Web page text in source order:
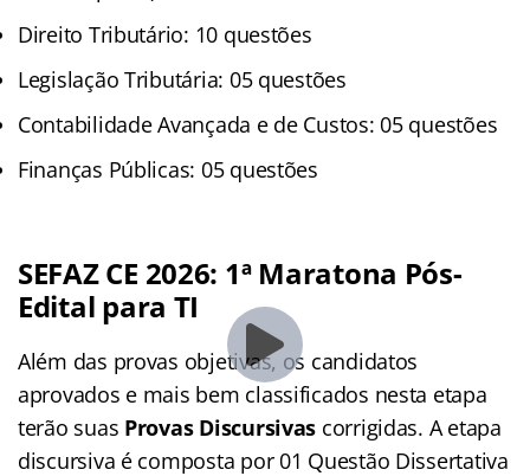
Direito Tributário: 10 questões
Legislação Tributária: 05 questões
Contabilidade Avançada e de Custos: 05 questões
Finanças Públicas: 05 questões
SEFAZ CE 2026: 1ª Maratona Pós-
Edital para TI
Além das provas objetivas, os candidatos
aprovados e mais bem classificados nesta etapa
terão suas Provas Discursivas corrigidas. A etapa
discursiva é composta por 01 Questão Dissertativa